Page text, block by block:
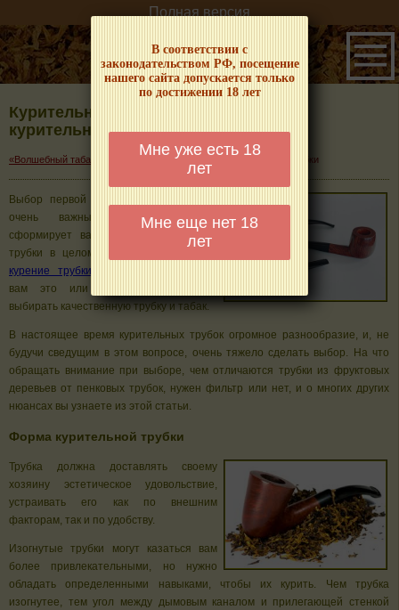
В соответствии с
законодательством РФ, посещение
нашего сайта допускается только
по достижении 18 лет
Мне уже есть 18
лет
Мне еще нет 18
лет
Полная версия
Курительные трубки. Как выбрать
курительную трубку
«Волшебный табачок» – о табаке и курении → Курительные трубки
Выбор первой курительной трубки —
очень важный выбор, который
сформирует ваше мнение о курении
трубки в целом. Попробовав впервые
курение трубки
вам это или нет, поэтому нужно
выбирать качественную трубку и табак.
В настоящее время курительных трубок огромное разнообразие, и, не
будучи сведущим в этом вопросе, очень тяжело сделать выбор. На что
обращать внимание при выборе, чем отличаются трубки из фруктовых
деревьев от пенковых трубок, нужен фильтр или нет, и о многих других
нюансах вы узнаете из этой статьи.
Форма курительной трубки
Трубка должна доставлять своему
хозяину эстетическое удовольствие,
устраивать его как по внешним
факторам, так и по удобству.
Изогнутые трубки могут казаться вам
более привлекательными, но нужно
обладать определенными навыками, чтобы их курить. Чем трубка
изогнутее, тем угол между дымовым каналом и прилегающей стенкой